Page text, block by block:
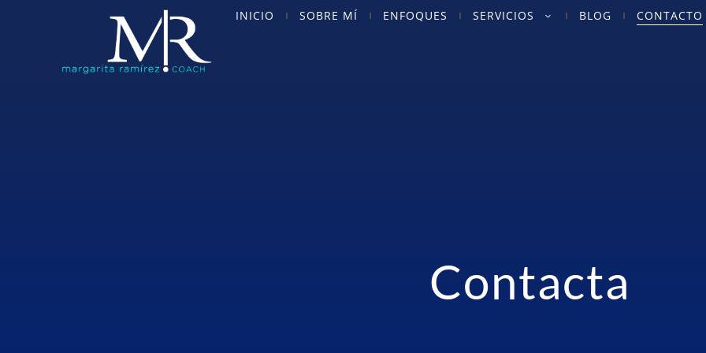
INICIO SOBRE MÍ ENFOQUES SERVICIOS BLOG CONTACTO
Contacta